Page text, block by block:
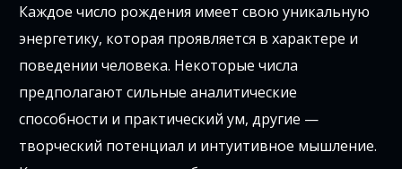
Каждое число рождения имеет свою уникальную
энергетику, которая проявляется в характере и
поведении человека. Некоторые числа
предполагают сильные аналитические
способности и практический ум, другие —
творческий потенциал и интуитивное мышление.